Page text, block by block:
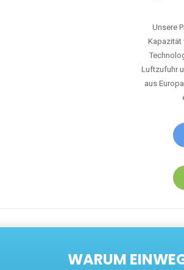
Unsere
Kapazität
Luftzufuhr
aus
WARUM